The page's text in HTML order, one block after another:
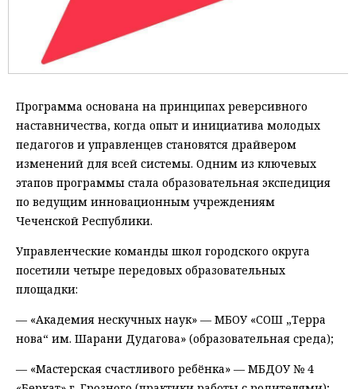
Программа основана на принципах реверсивного
наставничества, когда опыт и инициатива молодых
педагогов и управленцев становятся драйвером
изменений для всей системы. Одним из ключевых
этапов программы стала образовательная экспедиция
по ведущим инновационным учреждениям
Чеченской Республики.
Управленческие команды школ городского округа
посетили четыре передовых образовательных
площадки:
— «Академия нескучных наук» — МБОУ «СОШ „Терра
нова“ им. Шарани Дудагова» (образовательная среда);
— «Мастерская счастливого ребёнка» — МБДОУ № 4